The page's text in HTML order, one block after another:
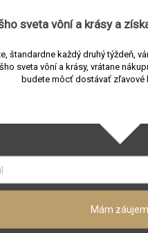
vody
,Aromatická fougère
≤ 50 ml
Citrónová esencia,
koža, cistus ​labdanum
sveta vôní a krásy a
štandardne každý druhý týždeň,
sveta vôní a krásy, vrátane
budete môcť dostávať zľavové
Mám záujem